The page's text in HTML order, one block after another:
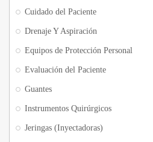
Cuidado del Paciente
Drenaje Y Aspiración
Equipos de Protección Personal
Evaluación del Paciente
Guantes
Instrumentos Quirúrgicos
Jeringas (Inyectadoras)